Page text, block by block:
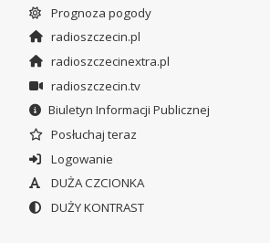
Prognoza pogody
radioszczecin.pl
radioszczecinextra.pl
radioszczecin.tv
Biuletyn Informacji Publicznej
Posłuchaj teraz
Logowanie
DUŻA CZCIONKA
DUŻY KONTRAST